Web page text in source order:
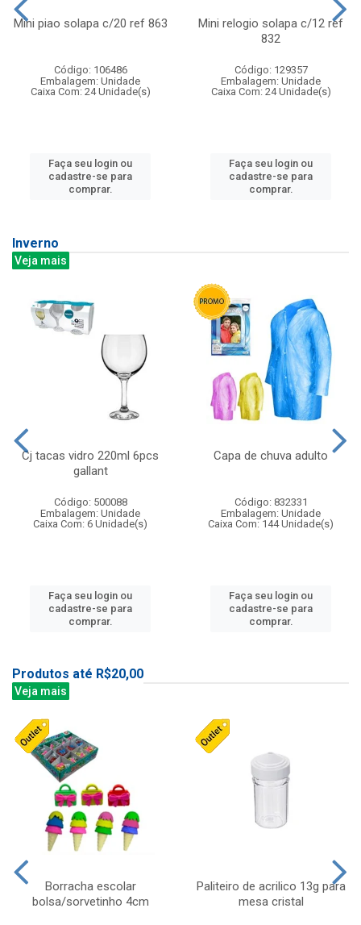
Mini piao solapa c/20 ref 863
Código: 106486
Embalagem: Unidade
Caixa Com: 24 Unidade(s)
Faça seu login ou
cadastre-se para
comprar.
Mini relogio solapa c/12 ref
832
Código: 129357
Embalagem: Unidade
Caixa Com: 24 Unidade(s)
Faça seu login ou
cadastre-se para
comprar.
Inverno
Veja mais
Cj tacas vidro 220ml 6pcs
gallant
Código: 500088
Embalagem: Unidade
Caixa Com: 6 Unidade(s)
Faça seu login ou
cadastre-se para
comprar.
Capa de chuva adulto
Código: 832331
Embalagem: Unidade
Caixa Com: 144 Unidade(s)
Faça seu login ou
cadastre-se para
comprar.
Produtos até R$20,00
Veja mais
Borracha escolar
bolsa/sorvetinho 4cm
Paliteiro de acrilico 13g para
mesa cristal